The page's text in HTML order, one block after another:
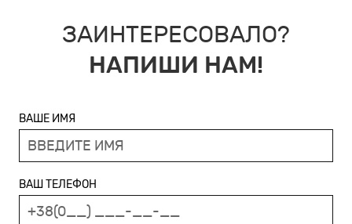
ЗАИНТЕРЕСОВАЛО?
НАПИШИ НАМ!
ВАШЕ ИМЯ
ВАШ ТЕЛЕФОН